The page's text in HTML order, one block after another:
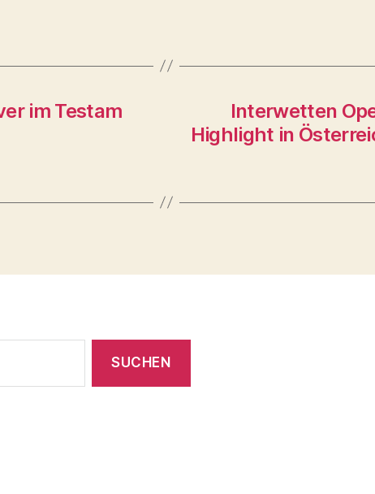
im Testam
Interwetten
Highlight in